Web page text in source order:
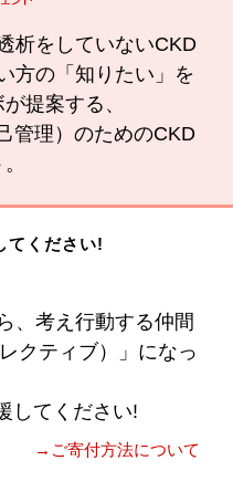
析をしていないCKD
方の「知りたい」を
提案する、
管理）のためのCKD
てください!
、考え行動する仲間
クティブ）」になっ
してください!
→ご寄付方法について